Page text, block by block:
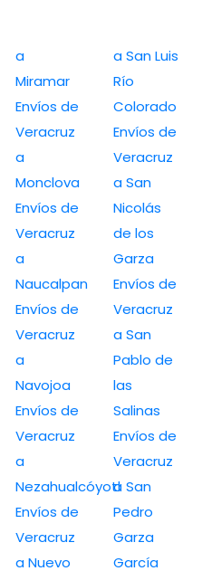
a
Miramar
Envíos de
Veracruz
a
Monclova
Envíos de
Veracruz
a
Naucalpan
Envíos de
Veracruz
a
Navojoa
Envíos de
Veracruz
a
Nezahualcóyotl
Envíos de
Veracruz
a Nuevo
a San Luis
Río
Colorado
Envíos de
Veracruz
a San
Nicolás
de los
Garza
Envíos de
Veracruz
a San
Pablo de
las
Salinas
Envíos de
Veracruz
a San
Pedro
Garza
García